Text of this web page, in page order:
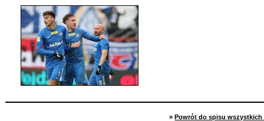
» Powrót do spisu wszystkich